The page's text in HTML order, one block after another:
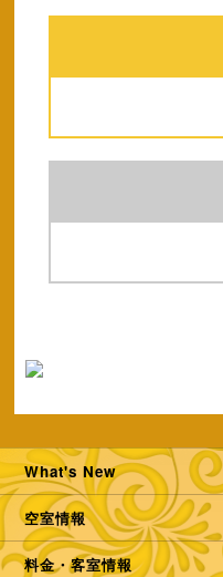
What's New
空室情報
料金・客室情報